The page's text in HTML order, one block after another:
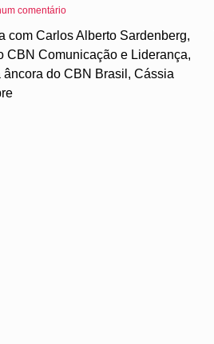
comentário
com Carlos Alberto Sardenberg,
CBN Comunicação e Liderança,
âncora do CBN Brasil, Cássia